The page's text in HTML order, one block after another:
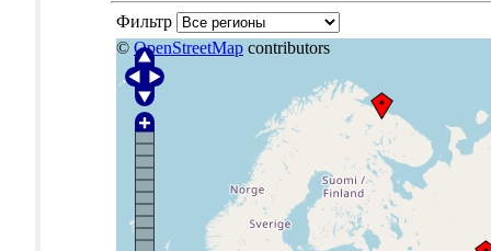
Фильтр
© OpenStreetMap contributors